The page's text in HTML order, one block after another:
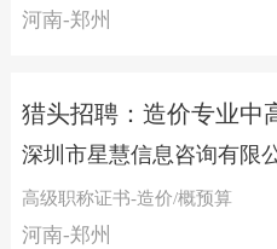
河南-郑州
猎头招聘：造价专业中
深圳市星慧信息咨询有限
高级职称证书-造价/概预算
河南-郑州